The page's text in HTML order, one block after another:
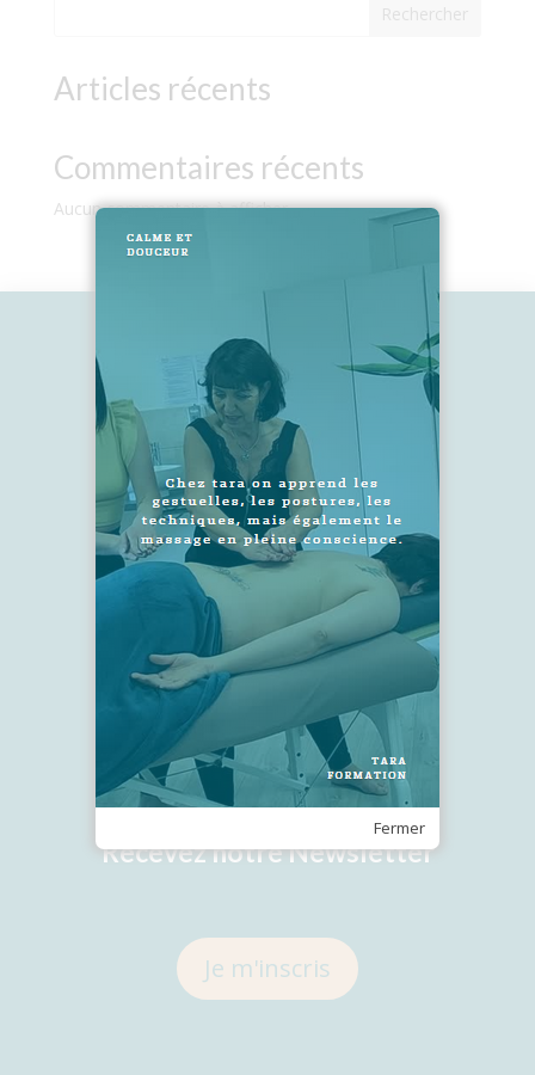
Rechercher
Articles récents
Commentaires récents
Aucun commentaire à afficher.
2
SUIVEZ-NOUS !
Recevez notre Newsletter
Je m'inscris
Fermer